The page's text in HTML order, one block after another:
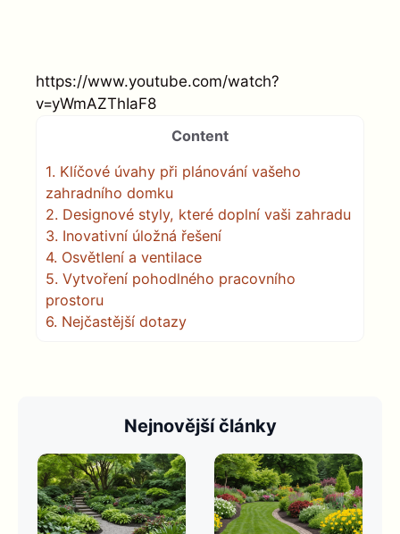
https://www.youtube.com/watch?
v=yWmAZThIaF8
Content
1. Klíčové úvahy při plánování vašeho
zahradního domku
2. Designové styly, které doplní vaši zahradu
3. Inovativní úložná řešení
4. Osvětlení a ventilace
5. Vytvoření pohodlného pracovního
prostoru
6. Nejčastější dotazy
Nejnovější články